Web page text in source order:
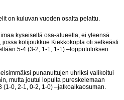
on kuluvan vuoden osalta pelattu.
kyseisellä osa-alueella, ei yleensä
kotijoukkue Kiekkokopla oli selkeästi
5-4 (3-2, 1-1, 1-1) –lopputuloksen
punanuttujen uhriksi valikoitui
mutta joutui lopulta pureskelemaan
0, 2-1, 0-2, 1-0) –jatkoaikaosuman.